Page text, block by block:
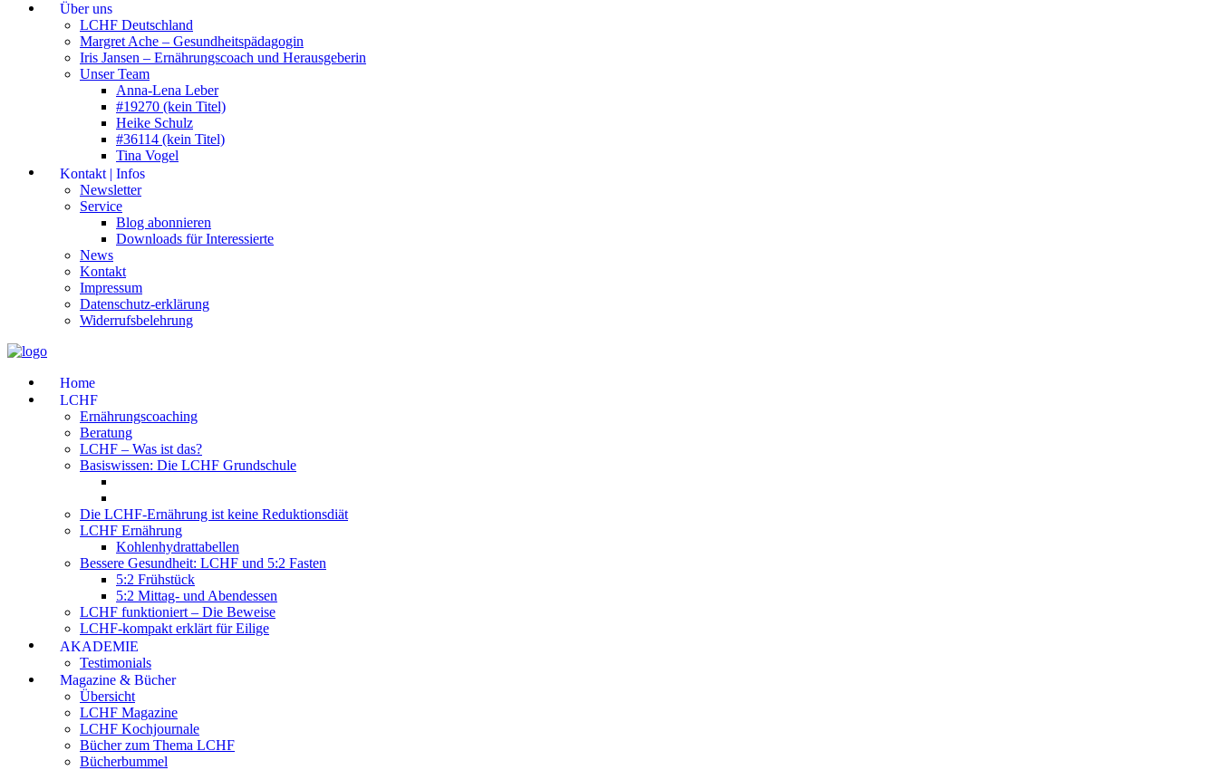
Über uns
LCHF Deutschland
Margret Ache – Gesundheitspädagogin
Iris Jansen – Ernährungscoach und Herausgeberin
Unser Team
Anna-Lena Leber
#19270 (kein Titel)
Heike Schulz
#36114 (kein Titel)
Tina Vogel
Kontakt | Infos
Newsletter
Service
Blog abonnieren
Downloads für Interessierte
News
Kontakt
Impressum
Datenschutz-erklärung
Widerrufsbelehrung
Home
LCHF
Ernährungscoaching
Beratung
LCHF – Was ist das?
Basiswissen: Die LCHF Grundschule
Die LCHF-Ernährung ist keine Reduktionsdiät
LCHF Ernährung
Kohlenhydrattabellen
Bessere Gesundheit: LCHF und 5:2 Fasten
5:2 Frühstück
5:2 Mittag- und Abendessen
LCHF funktioniert – Die Beweise
LCHF-kompakt erklärt für Eilige
AKADEMIE
Testimonials
Magazine & Bücher
Übersicht
LCHF Magazine
LCHF Kochjournale
Bücher zum Thema LCHF
Bücherbummel